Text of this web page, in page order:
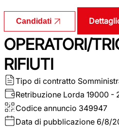
Candidati
OPERATORI/
RIFIUTI
Tipo di contratto
Retribuzione Lorda 19000 -
Codice annuncio 349947
Data di pubblicazione 6/8/